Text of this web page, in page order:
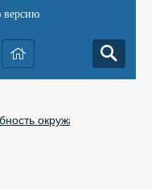
версию
окружающей среды